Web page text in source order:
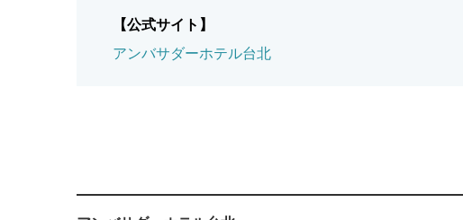
【公式サイト】
アンバサダーホテル台北